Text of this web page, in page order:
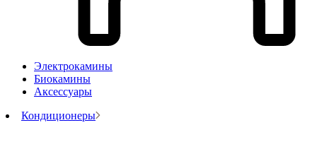
Электрокамины
Биокамины
Аксессуары
Кондиционеры